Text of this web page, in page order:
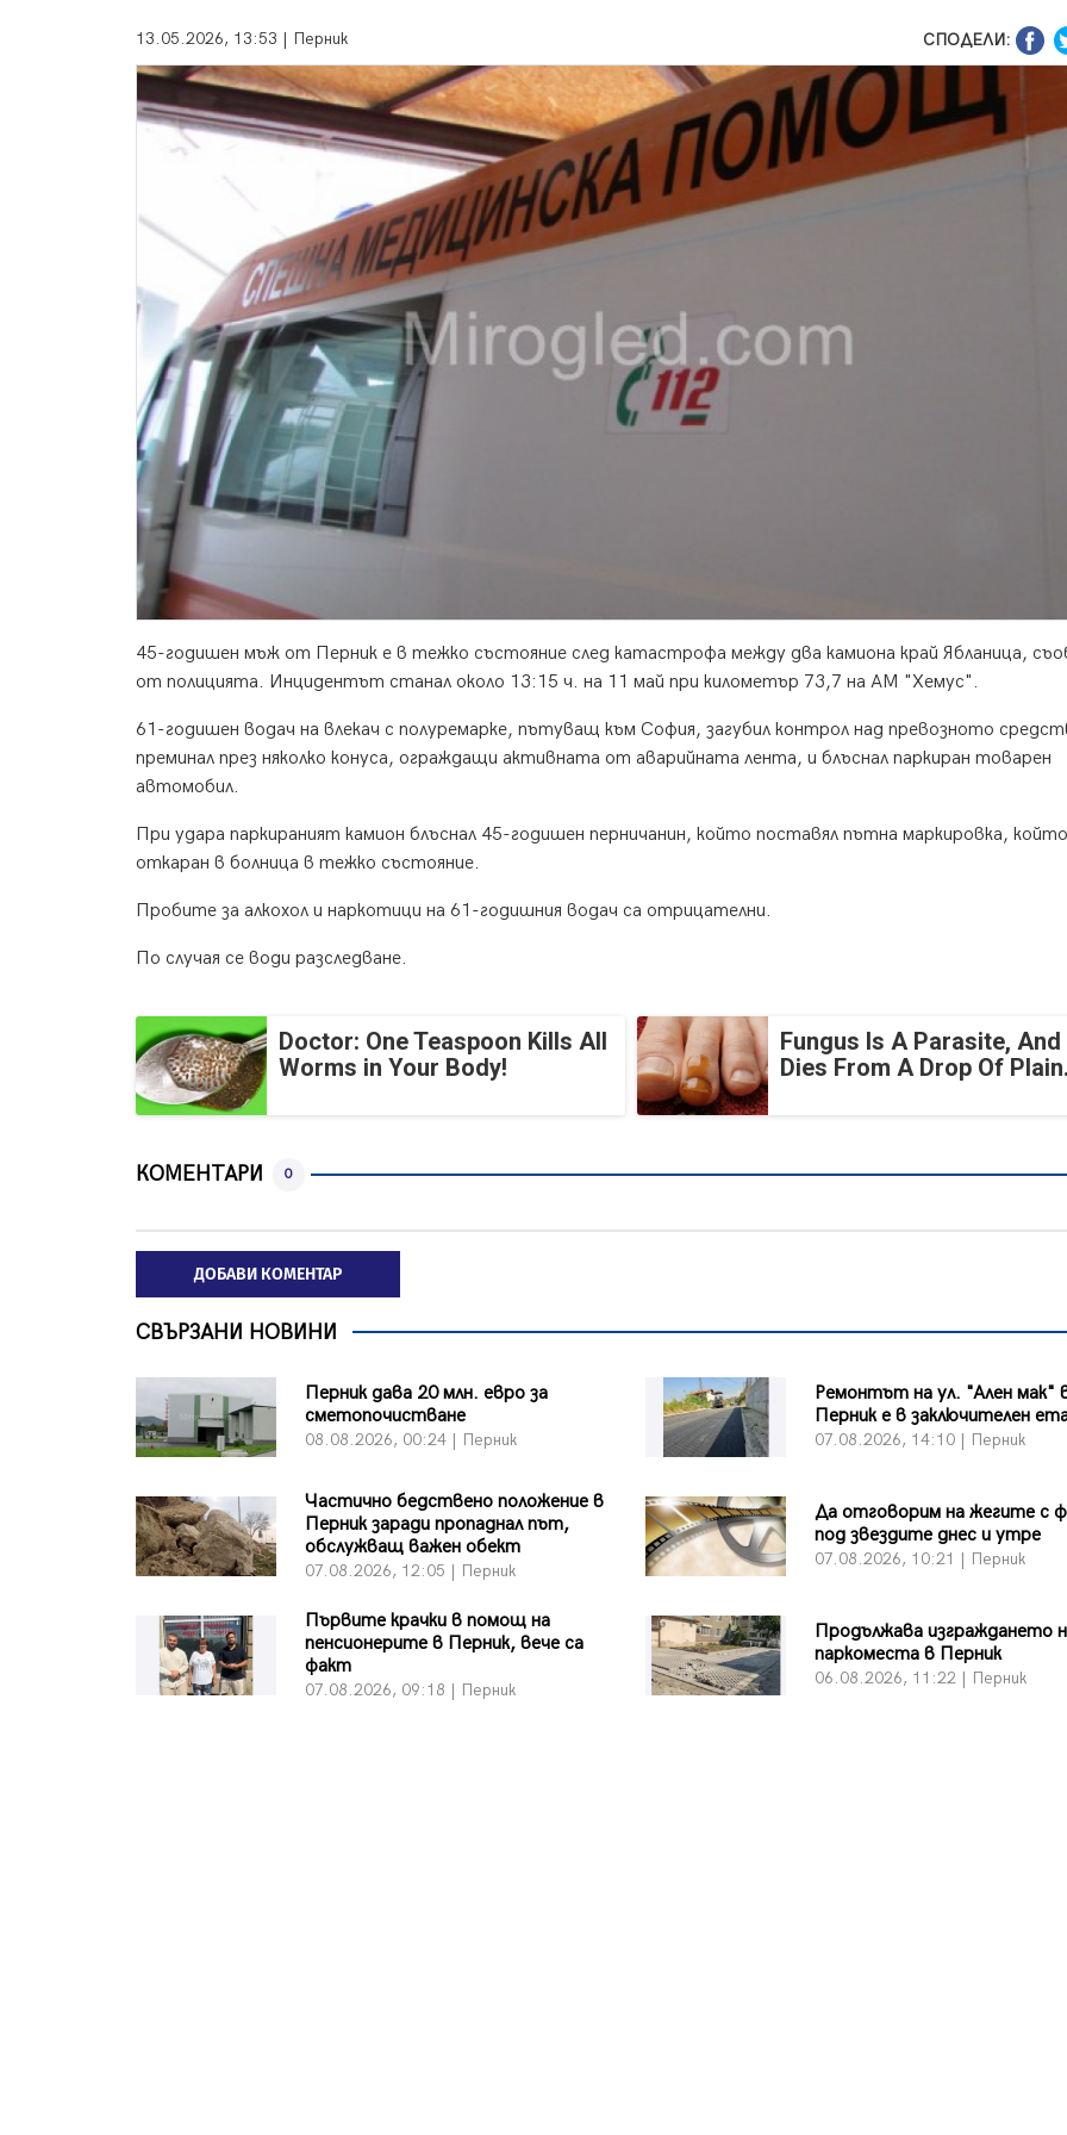
13.05.2026, 13:53 | Перник СПОДЕЛИ:
45-годишен мъж от Перник е в тежко състояние след катастрофа между два камиона край Ябланица,
от полицията. Инцидентът станал около 13:15 ч. на 11 май при километър 73,7 на АМ "Хемус".
61-годишен водач на влекач с полуремарке, пътуващ към София, загубил контрол над превозното
преминал през няколко конуса, ограждащи активната от аварийната лента, и блъснал паркиран товарен
автомобил.
При удара паркираният камион блъснал 45-годишен перничанин, който поставял пътна маркировка,
откаран в болница в тежко състояние.
Пробите за алкохол и наркотици на 61-годишния водач са отрицателни.
По случая се води разследване.
Doctor: One Teaspoon Kills All
Worms in Your Body!
Fungus Is A Parasite, And
Dies From A Drop Of
КОМЕНТАРИ 0
ДОБАВИ КОМЕНТАР
СВЪРЗАНИ НОВИНИ
Перник дава 20 млн. евро за
сметопочистване
08.08.2026, 00:24 | Перник
Ремонтът на ул. "Ален мак"
Перник е в заключителен
07.08.2026, 14:10 | Перник
Частично бедствено положение в
Перник заради пропаднал път,
обслужващ важен обект
07.08.2026, 12:05 | Перник
Да отговорим на жегите с
под звездите днес и утре
07.08.2026, 10:21 | Перник
Първите крачки в помощ на
пенсионерите в Перник, вече са
факт
07.08.2026, 09:18 | Перник
Продължава изграждането
паркоместа в Перник
06.08.2026, 11:22 | Перник